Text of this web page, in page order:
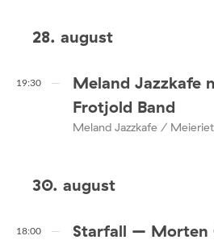
28. august
19:30
Meland Jazzkafe
Frotjold Band
Meland Jazzkafe /
30. august
18:00
Starfall – Morten